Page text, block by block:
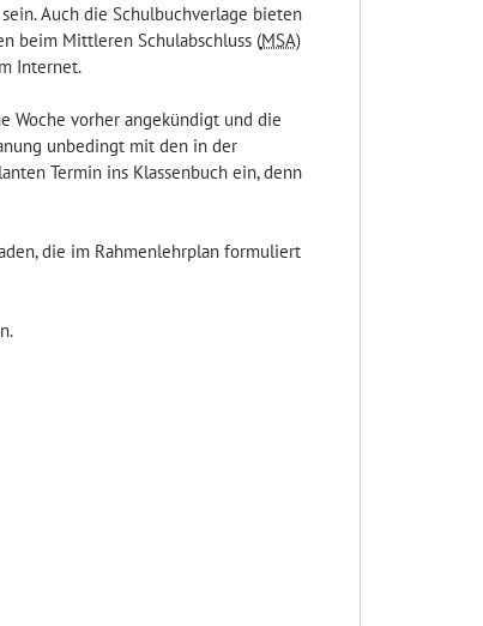
Auch die Schulbuchverlage bieten
beim Mittleren Schulabschluss (MSA)
Internet.
Woche vorher angekündigt und die
unbedingt mit den in der
Termin ins Klassenbuch ein, denn
die im Rahmenlehrplan formuliert